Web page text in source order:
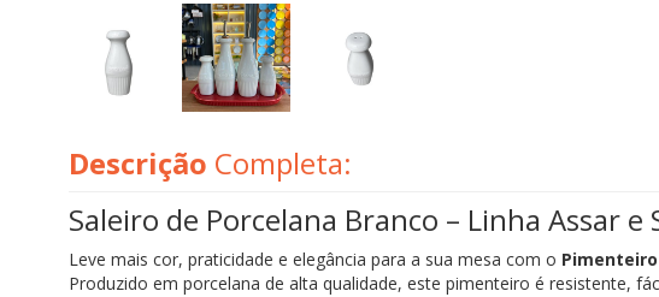
Descrição Completa:
Saleiro de Porcelana Branco – Linha Assar
Leve mais cor, praticidade e elegância para a sua mesa com o
Produzido em porcelana de alta qualidade, este pimenteiro é resistente,